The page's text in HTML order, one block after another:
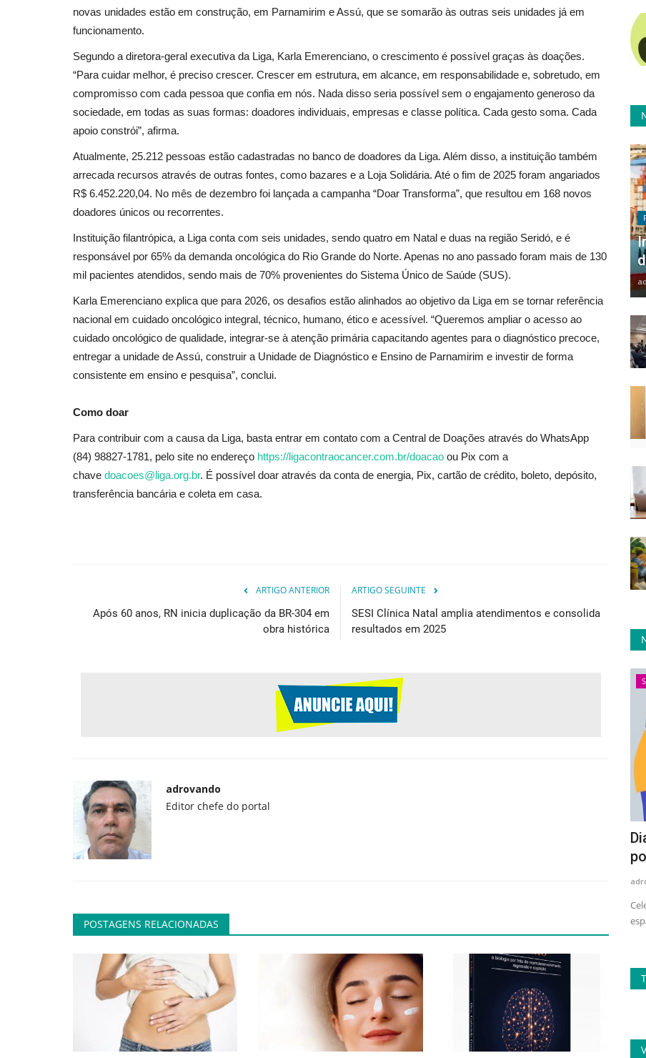
novas unidades estão em construção, em Parnamirim e Assú, que se somarão às outras seis unidades já em
funcionamento.
Segundo a diretora-geral executiva da Liga, Karla Emerenciano, o crescimento é possível graças às doações.
“Para cuidar melhor, é preciso crescer. Crescer em estrutura, em alcance, em responsabilidade e, sobretudo, em
compromisso com cada pessoa que confia em nós. Nada disso seria possível sem o engajamento generoso da
sociedade, em todas as suas formas: doadores individuais, empresas e classe política. Cada gesto soma. Cada
apoio constrói”, afirma.
Atualmente, 25.212 pessoas estão cadastradas no banco de doadores da Liga. Além disso, a instituição também
arrecada recursos através de outras fontes, como bazares e a Loja Solidária. Até o fim de 2025 foram angariados
R$ 6.452.220,04. No mês de dezembro foi lançada a campanha “Doar Transforma”, que resultou em 168 novos
doadores únicos ou recorrentes.
Instituição filantrópica, a Liga conta com seis unidades, sendo quatro em Natal e duas na região Seridó, e é
responsável por 65% da demanda oncológica do Rio Grande do Norte. Apenas no ano passado foram mais de 130
mil pacientes atendidos, sendo mais de 70% provenientes do Sistema Único de Saúde (SUS).
Karla Emerenciano explica que para 2026, os desafios estão alinhados ao objetivo da Liga em se tornar referência
nacional em cuidado oncológico integral, técnico, humano, ético e acessível. “Queremos ampliar o acesso ao
cuidado oncológico de qualidade, integrar-se à atenção primária capacitando agentes para o diagnóstico precoce,
entregar a unidade de Assú, construir a Unidade de Diagnóstico e Ensino de Parnamirim e investir de forma
consistente em ensino e pesquisa”, conclui.
Como doar
Para contribuir com a causa da Liga, basta entrar em contato com a Central de Doações através do WhatsApp
(84) 98827-1781, pelo site no endereço https://ligacontraocancer.com.br/doacao ou Pix com a
chave doacoes@liga.org.br. É possível doar através da conta de energia, Pix, cartão de crédito, boleto, depósito,
transferência bancária e coleta em casa.
ARTIGO ANTERIOR
Após 60 anos, RN inicia duplicação da BR-304 em
obra histórica
ARTIGO SEGUINTE
SESI Clínica Natal amplia atendimentos e consolida
resultados em 2025
adrovando
Editor chefe do portal
POSTAGENS RELACIONADAS
Como fugir do Google?
adrovando
Economia